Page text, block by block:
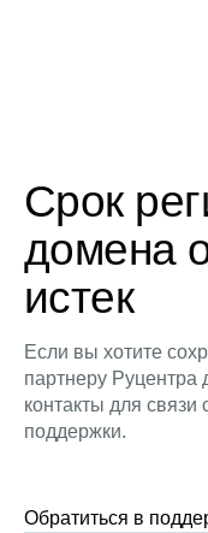
Срок
домена
истек
Если вы хотите
партнеру Руцентра
контакты для
поддержки.
Обратиться в